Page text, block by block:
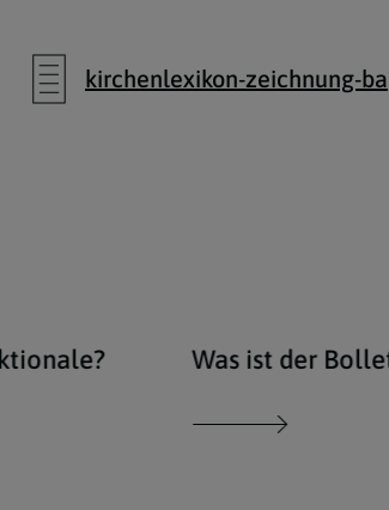
kirchenlexikon-zeichnung-
Was ist der